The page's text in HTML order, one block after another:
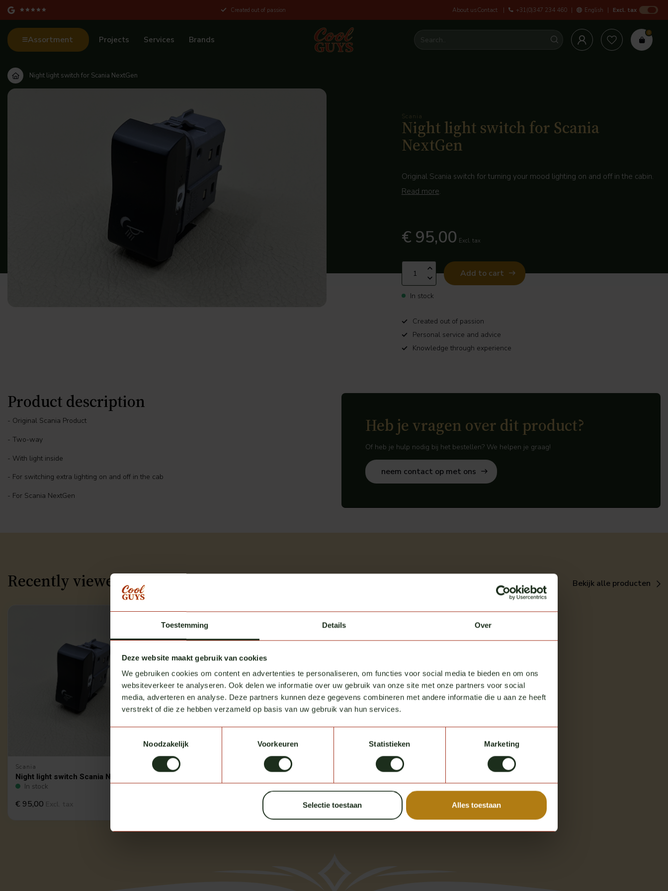
Toestemming Details Over
Deze website maakt gebruik van cookies
We gebruiken cookies om content en advertenties te personaliseren, om functies voor social media te bieden en om ons
websiteverkeer te analyseren. Ook delen we informatie over uw gebruik van onze site met onze partners voor social
media, adverteren en analyse. Deze partners kunnen deze gegevens combineren met andere informatie die u aan ze heeft
verstrekt of die ze hebben verzameld op basis van uw gebruik van hun services.
Noodzakelijk
Voorkeuren Statistieken Marketing
Selectie toestaan Alles toestaan
Created out of passion Personal service
About usContact +31(0)347 234 460 English Excl. tax
Assortment Projects Services Brands
0
Night light switch for Scania NextGen
Scania
Night light switch for Scania
NextGen
Original Scania switch for turning your mood lighting on and off in the cabin.
Read more.
€ 95,00 Excl. tax
Add to cart
In stock
Created out of passion
Personal service and advice
Knowledge through experience
Product description
- Original Scania Product
- Two-way
- With light inside
- For switching extra lighting on and off in the cab
- For Scania NextGen
Heb je vragen over dit product?
Of heb je hulp nodig bij het bestellen? We helpen je graag!
neem contact op met ons
Recently viewed Bekijk alle producten
Scania
Night light switch Scania NG
In stock
€ 95,00